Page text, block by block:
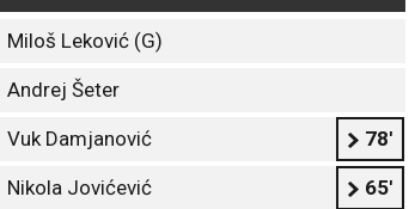
Miloš Leković (G)
Andrej Šeter
Vuk Damjanović 78'
Nikola Jovićević 65'